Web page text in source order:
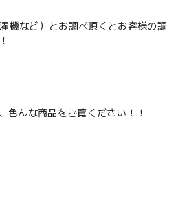
機など）とお調べ頂くとお客様の調
色んな商品をご覧ください！！